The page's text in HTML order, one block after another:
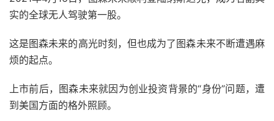
实的全球无人驾驶第一股。
这是图森未来的高光时刻，但也成为了图森未来不断遭遇麻
烦的起点。
上市前后，图森未来就因为创业投资背景的“身份”问题，遭
到美国方面的格外照顾。